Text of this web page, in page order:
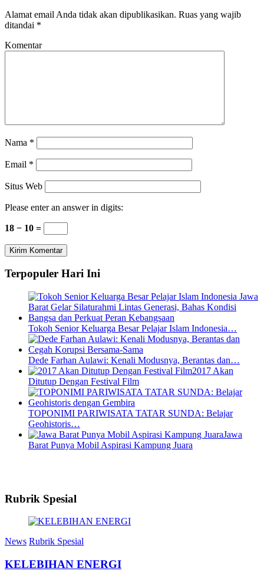
Alamat email Anda tidak akan dipublikasikan. Ruas yang wajib
ditandai *
Komentar
Nama *
Email *
Situs Web
Please enter an answer in digits:
18 − 10 =
Terpopuler Hari Ini
Tokoh Senior Keluarga Besar Pelajar Islam Indonesia…
Dede Farhan Aulawi: Kenali Modusnya, Berantas dan…
2017 Akan
Ditutup Dengan Festival Film
TOPONIMI PARIWISATA TATAR SUNDA: Belajar
Geohistoris…
Jawa
Barat Punya Mobil Aspirasi Kampung Juara
Rubrik Spesial
News Rubrik Spesial
KELEBIHAN ENERGI